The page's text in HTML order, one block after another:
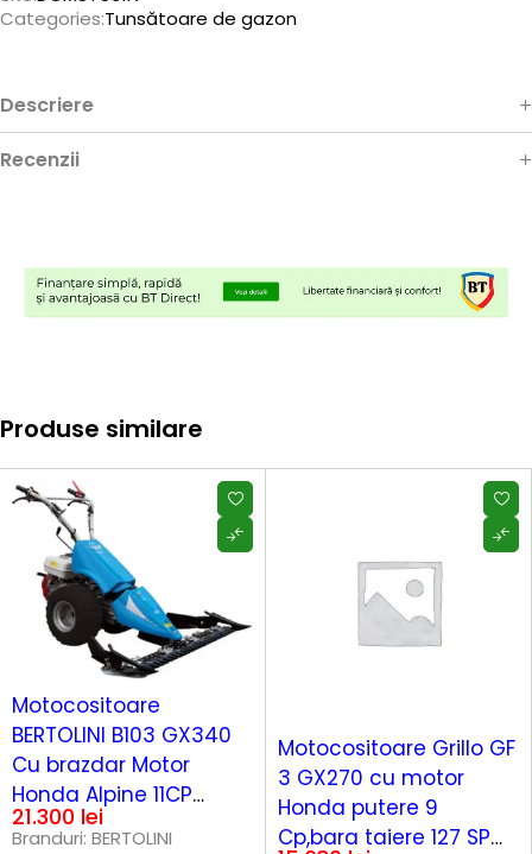
Categories:Tunsătoare de gazon
Descriere
Recenzii
Produse similare
Motocositoare
BERTOLINI B103 GX340
Cu brazdar Motor
Honda Alpine 11CP
Lama cosire 140 cm
21.300 lei
Branduri: BERTOLINI
Motocositoare Grillo GF
3 GX270 cu motor
Honda putere 9
Cp,bara taiere 127 SP